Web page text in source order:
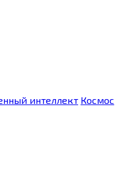
интеллект Космос